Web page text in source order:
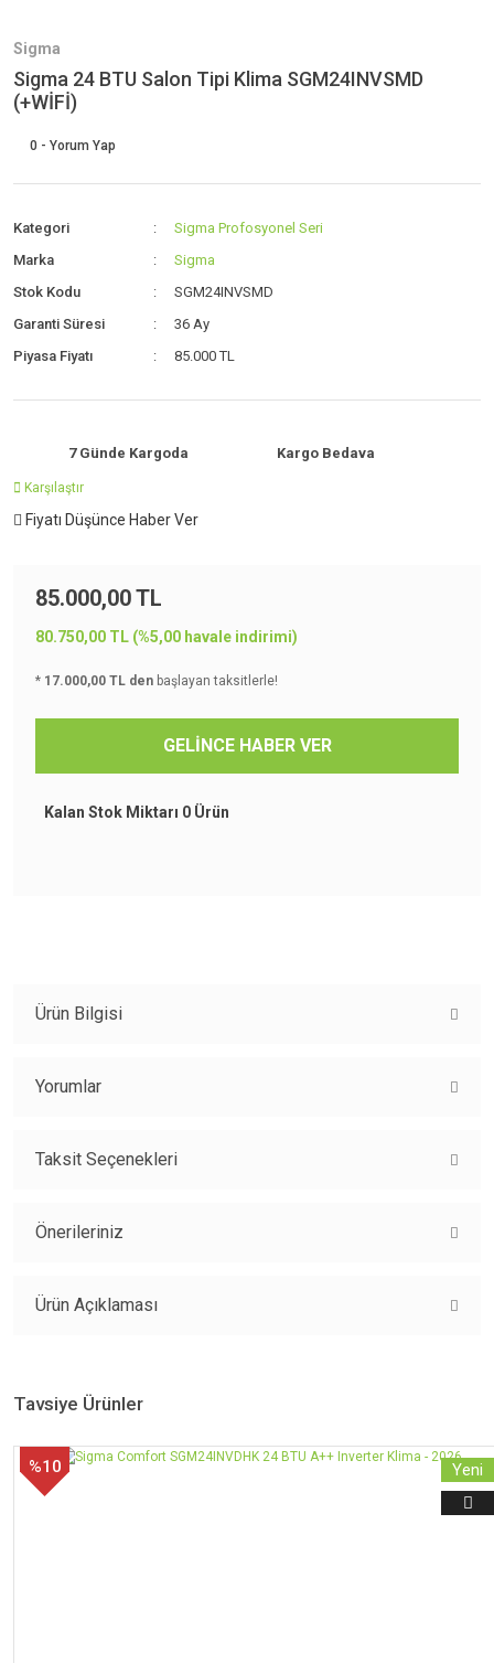
Sigma
Sigma 24 BTU Salon Tipi Klima SGM24INVSMD
(+WİFİ)
0 - Yorum Yap
Kategori
Sigma Profosyonel Seri
Marka
Sigma
Stok Kodu
SGM24INVSMD
Garanti Süresi
36 Ay
Piyasa Fiyatı
85.000 TL
7 Günde Kargoda Kargo Bedava
Karşılaştır
Fiyatı Düşünce Haber Ver
85.000,00 TL
80.750,00 TL (%5,00 havale indirimi)
* 17.000,00 TL den başlayan taksitlerle!
GELİNCE HABER VER
Kalan Stok Miktarı 0 Ürün
Ürün Bilgisi
Modelde WİFİ standart olarak sunulmaktadır.
Elektrik besleme hattı fiyata dahil değildir.
Yorumlar
Bu ürüne ilk yorumu siz yapın!
Taksit Seçenekleri
Önerileriniz
yetersiz gördüğünüz noktaları öneri formunu kullanarak tarafımıza
Ürün resmi kalitesiz, bozuk veya görüntülenemiyor.
Ürün açıklamasında eksik bilgiler bulunuyor.
Ürün bilgilerinde hatalar bulunuyor.
Ürün Açıklaması
Tavsiye Ürünler
%10 Yeni